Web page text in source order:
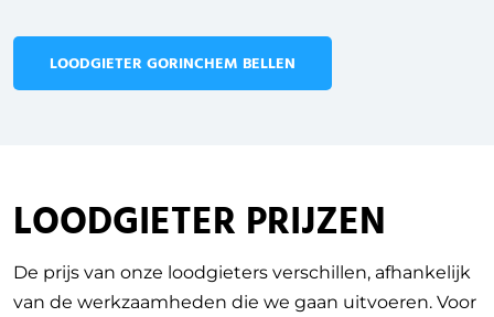
LOODGIETER GORINCHEM BELLEN
LOODGIETER PRIJZEN
De prijs van onze loodgieters verschillen, afhankelijk
van de werkzaamheden die we gaan uitvoeren. Voor